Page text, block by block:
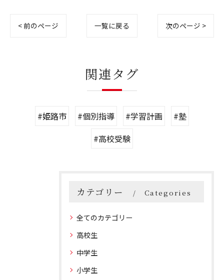
< 前のページ 一覧に戻る 次のページ >
関連タグ
#姫路市 #個別指導 #学習計画
#塾
#高校受験
カテゴリー Categories
全てのカテゴリー
高校生
中学生
小学生